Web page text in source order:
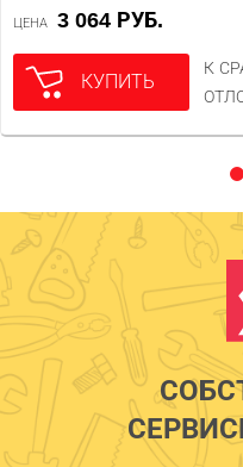
ЦЕНА 3 064 РУБ.
КУПИТЬ
К